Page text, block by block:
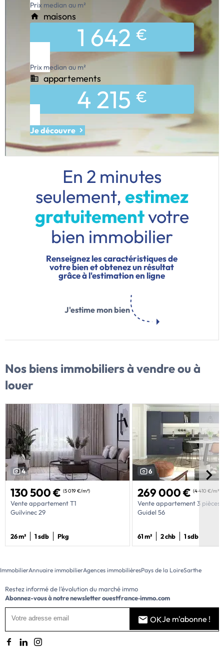
Prix median au m²
maisons
1 642 €
Prix median au m²
appartements
4 215 €
Je découvre
En 2 minutes
seulement, estimez
gratuitementvotre
bien immobilier
Renseignez les caractéristiques de
votre bien et obtenez un résultat
grâce à l'estimation en ligne
J'estime mon bien
Nos biens immobiliersà vendre ou à
louer
4
130 500 € (5 019 €/m²)
Vente appartement T1
Guilvinec 29
26 m² 1 sdb Pkg
6
269 000 € (4 410 €/m²)
Vente appartement 3 pièces
Guidel 56
61 m² 2 chb 1 sdb
ImmobilierAnnuaire immobilierAgences immobilièresPays de la LoireSarthe
Restez informé de l'évolution du marché immo
Abonnez-vous à notre newsletterouestfrance‑immo.com
OKJe m'abonne !